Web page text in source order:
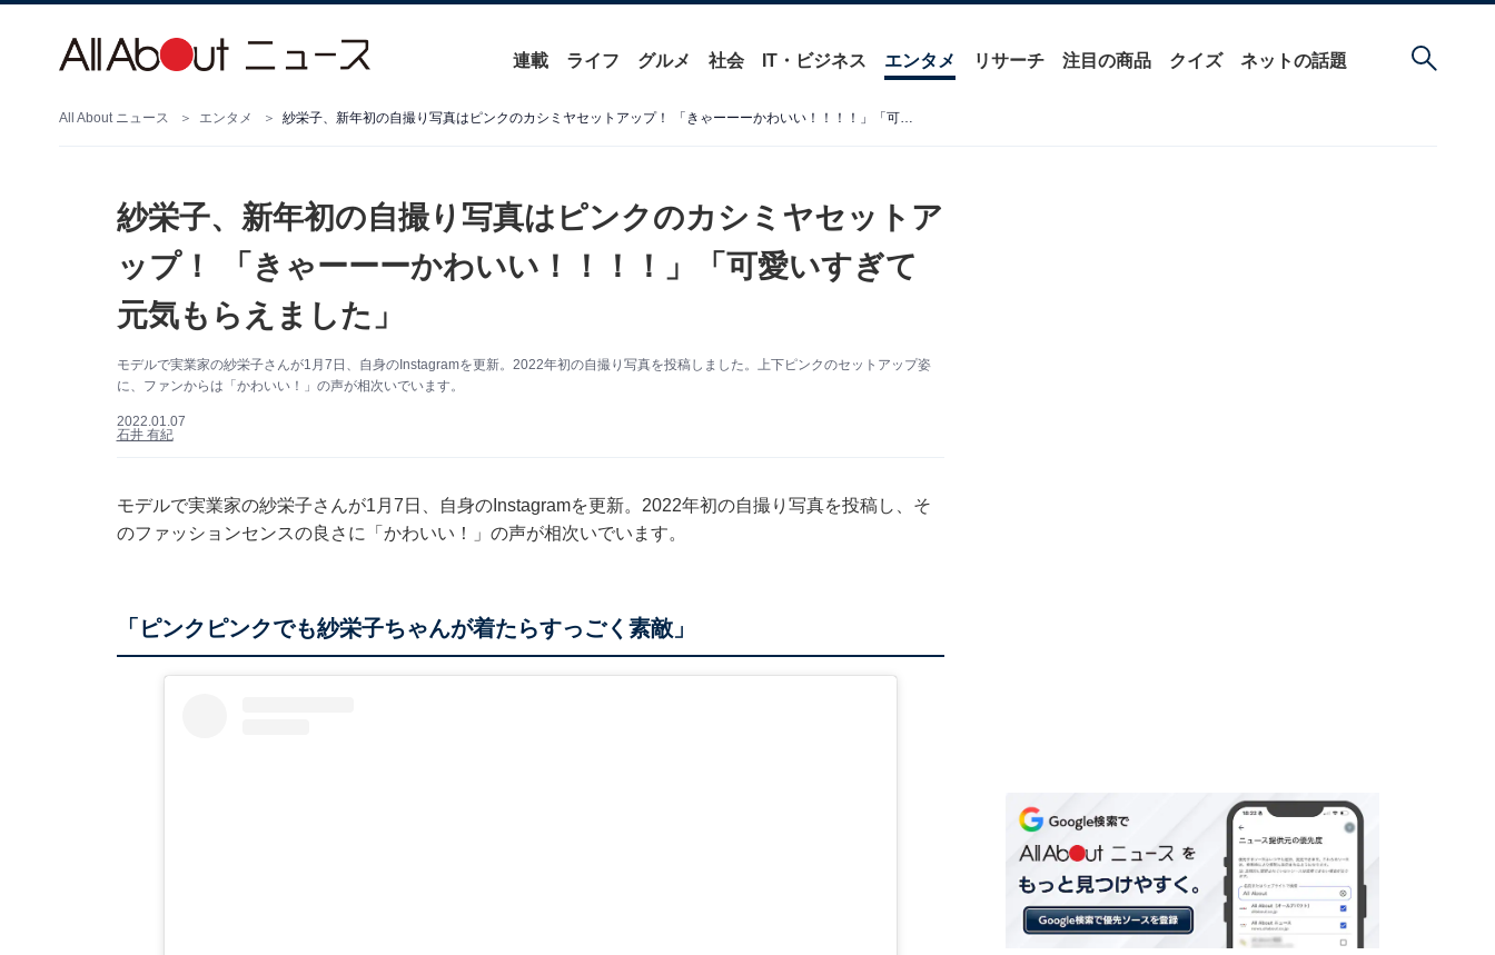
連載 ライフ グルメ 社会 IT・ビジネス エンタメ リサーチ 注目の商品 クイズ ネットの話題
All About ニュース エンタメ 紗栄子、新年初の自撮り写真はピンクのカシミヤセットアップ！ 「きゃーーーかわいい！！！！」「可愛いすぎて元気もらえました」
紗栄子、新年初の自撮り写真はピンクのカシミヤセットア
ップ！ 「きゃーーーかわいい！！！！」「可愛いすぎて
元気もらえました」
モデルで実業家の紗栄子さんが1月7日、自身のInstagramを更新。2022年初の自撮り写真を投稿しました。上下ピンクのセットアップ姿
に、ファンからは「かわいい！」の声が相次いでいます。
2022.01.07
石井 有紀
モデルで実業家の紗栄子さんが1月7日、自身のInstagramを更新。2022年初の自撮り写真を投稿し、そ
のファッションセンスの良さに「かわいい！」の声が相次いでいます。
「ピンクピンクでも紗栄子ちゃんが着たらすっごく素敵」